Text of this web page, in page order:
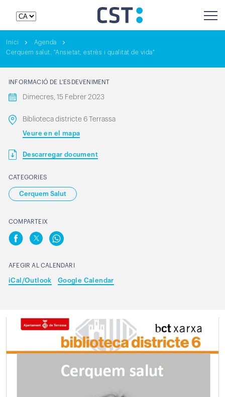
Inici
Agenda
Cerquem salut. "Ansietat, estrès i qualitat de vida"
INFORMACIÓ DE L’ESDEVENIMENT
Dimecres, 15 Febrer 2023
Biblioteca districte 6 Terrassa
Veure en el mapa
Descarregar document
CATEGORIES
Cerquem Salut
COMPARTEIX
AFEGIR AL CALENDARI
iCal/Outlook Google Calendar